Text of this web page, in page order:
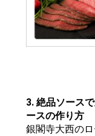
3. 絶品ソース
ースの作り方
銀閣寺大西の